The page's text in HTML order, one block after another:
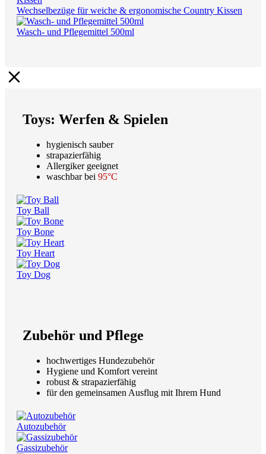
Wechselbezüge für weiche & ergonomische Country Kissen
Wasch- und Pflegemittel 500ml
Toys: Werfen & Spielen
hygienisch sauber
strapazierfähig
Allergiker geeignet
waschbar bei 95°C
Toy Ball
Toy Bone
Toy Heart
Toy Dog
Zubehör und Pflege
hochwertiges Hundezubehör
Hygiene und Komfort vereint
robust & strapazierfähig
für den gemeinsamen Ausflug mit Ihrem Hund
Autozubehör
Gassizubehör